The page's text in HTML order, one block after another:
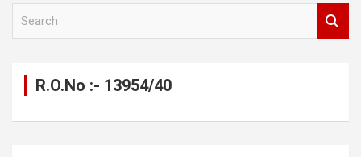
R.O.No :- 13954/40